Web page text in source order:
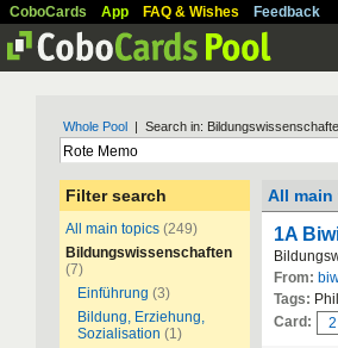
CoboCards App FAQ & Wishes Feedback
Whole Pool | Search in:
Filter search
All main topics (249)
Bildungswissenschaften
(7)
Einführung (3)
Bildung, Erziehung,
Sozialisation (1)
All
1A
From:
Tags:
Card:
2